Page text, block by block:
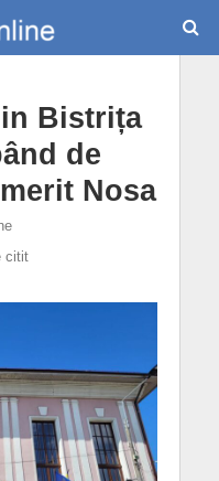
Bistrița
de
Nosa
citit